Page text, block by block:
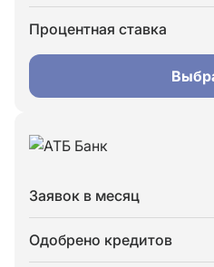
Процентная ставка
Заявок в месяц
Одобрено кредитов